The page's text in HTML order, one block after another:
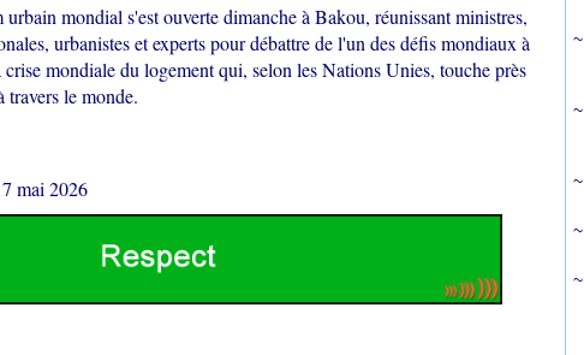
mondial s'est ouverte dimanche à Bakou, réunissant ministres,
urbanistes et experts pour débattre de l'un des défis mondiaux à
mondiale du logement qui, selon les Nations Unies, touche près
travers le monde.
mai 2026
~
~
~
~
~